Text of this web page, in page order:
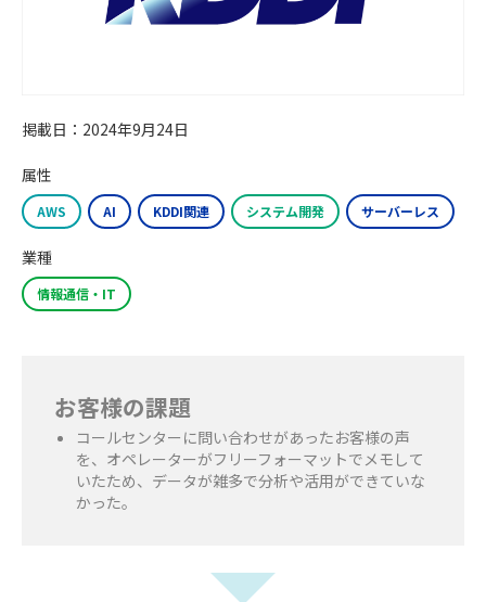
掲載日：2024年9月24日
属性
AWS AI KDDI関連 システム開発 サーバーレス
業種
情報通信・IT
お客様の課題
コールセンターに問い合わせがあったお客様の声
を、オペレーターがフリーフォーマットでメモして
いたため、データが雑多で分析や活用ができていな
かった。